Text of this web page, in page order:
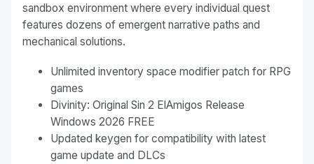
sandbox environment where every individual quest
features dozens of emergent narrative paths and
mechanical solutions.
Unlimited inventory space modifier patch for RPG
games
Divinity: Original Sin 2 ElAmigos Release
Windows 2026 FREE
Updated keygen for compatibility with latest
game update and DLCs